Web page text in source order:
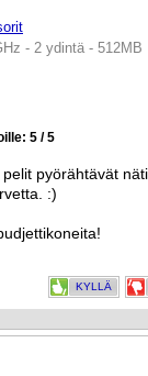
- 2 ydintä - 512MB
5 / 5
pyörähtävät
:)
KYLLÄ